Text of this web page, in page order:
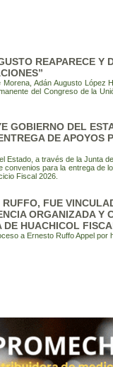
REAPARECE Y
Morena, Adán Augusto López
del Congreso de la
GOBIERNO DEL
DE APOYOS
Estado, a través de la Junta
convenios para la entrega de
Fiscal 2026.
RUFFO, FUE
ORGANIZADA Y
DE HUACHICOL
a Ernesto Ruffo Appel por